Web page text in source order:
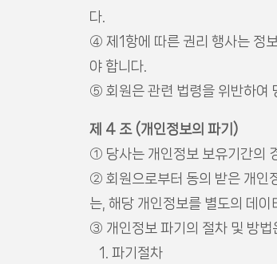
다.
④ 제1항에 따른 권리 행사는 정
야 합니다.
⑤ 회원은 관련 법령을 위반하여
제 4 조 (개인정보의 파기)
① 당사는 개인정보 보유기간의
② 회원으로부터 동의 받은 개인
는, 해당 개인정보를 별도의 데
③ 개인정보 파기의 절차 및 방법
1. 파기절차